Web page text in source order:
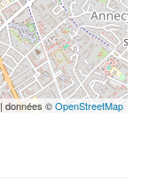
| données ©OpenStreetMap